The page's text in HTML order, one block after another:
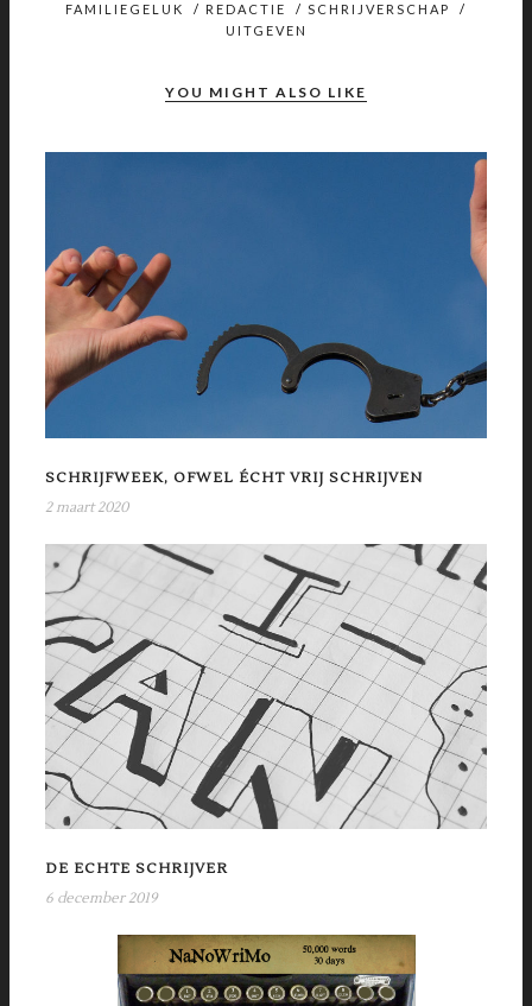
FAMILIEGELUK / REDACTIE / SCHRIJVERSCHAP
/
UITGEVEN
YOU MIGHT ALSO LIKE
SCHRIJFWEEK, OFWEL ÉCHT VRIJ SCHRIJVEN
2 maart 2020
DE ECHTE SCHRIJVER
6 december 2019